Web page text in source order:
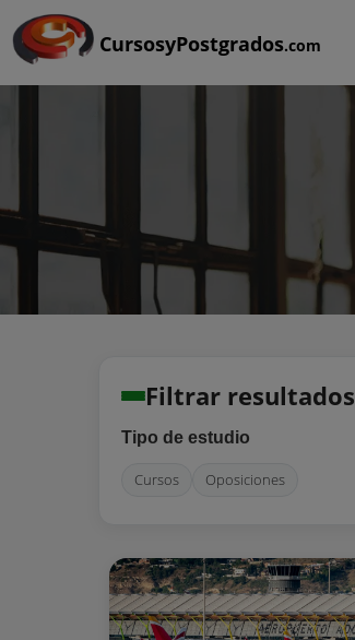
CursosyPostgrados.com
Filtrar resultados
Tipo de estudio
Cursos Oposiciones